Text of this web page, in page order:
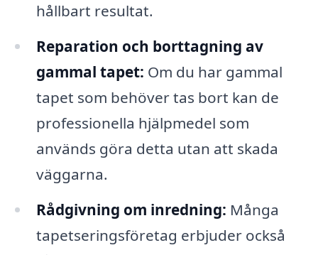
hållbart resultat.
Reparation och borttagning av
gammal tapet: Om du har gammal
tapet som behöver tas bort kan de
professionella hjälpmedel som
används göra detta utan att skada
väggarna.
Rådgivning om inredning: Många
tapetseringsföretag erbjuder också